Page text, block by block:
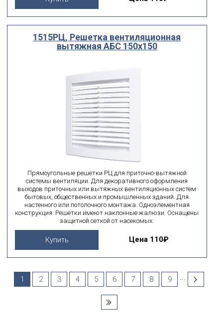
1515РЦ, Решетка вентиляционная
вытяжная АБС 150х150
Прямоугольные решетки РЦ для приточно-вытяжной
системы вентиляции. Для декоративного оформления
выходов приточных или вытяжных вентиляционных систем
бытовых, общественных и промышленных зданий. Для
настенного или потолочного монтажа. Одноэлементная
конструкция. Решетки имеют наклонные жалюзи. Оснащены
защитной сеткой от насекомых.
Купить Цена110₽
1 2 3 4 5 6 7 8 9 ...